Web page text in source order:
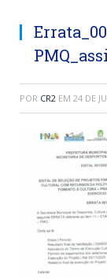
POR CR2 EM 24 DE